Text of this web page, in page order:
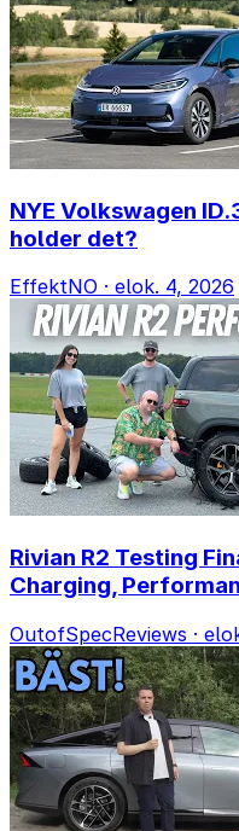
NYE Volkswagen
holder det?
EffektNO · elok. 4, 2026
Rivian R2 Testing
Charging,
OutofSpecReviews ·